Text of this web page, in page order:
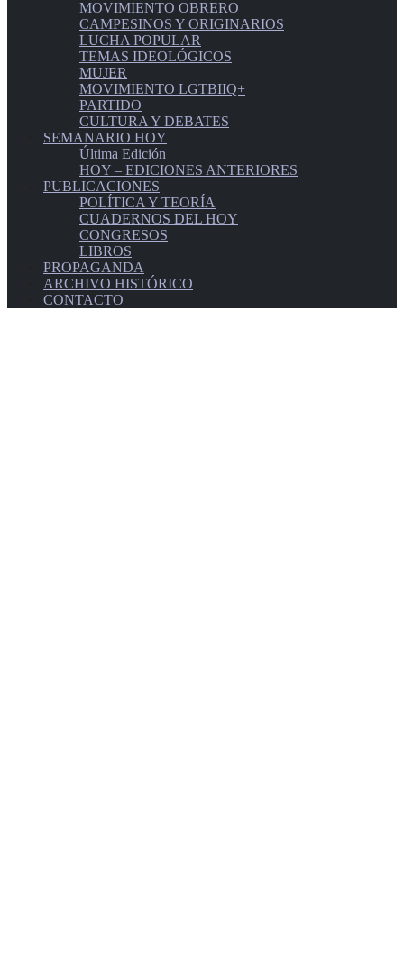
MOVIMIENTO OBRERO
CAMPESINOS Y ORIGINARIOS
LUCHA POPULAR
TEMAS IDEOLÓGICOS
MUJER
MOVIMIENTO LGTBIIQ+
PARTIDO
CULTURA Y DEBATES
SEMANARIO HOY
Última Edición
HOY – EDICIONES ANTERIORES
PUBLICACIONES
POLÍTICA Y TEORÍA
CUADERNOS DEL HOY
CONGRESOS
LIBROS
PROPAGANDA
ARCHIVO HISTÓRICO
CONTACTO